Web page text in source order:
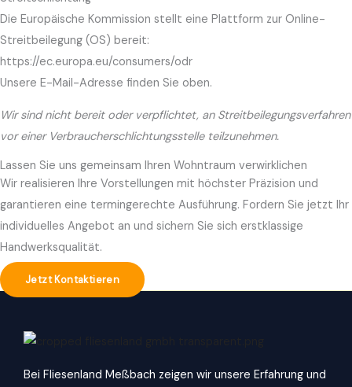
Die Europäische Kommission stellt eine Plattform zur Online-
Streitbeilegung (OS) bereit:
https://ec.europa.eu/consumers/odr
Unsere E-Mail-Adresse finden Sie oben.
Wir sind nicht bereit oder verpflichtet, an Streitbeilegungsverfahren
vor einer Verbraucherschlichtungsstelle teilzunehmen.
Lassen Sie uns gemeinsam Ihren Wohntraum verwirklichen
Wir realisieren Ihre Vorstellungen mit höchster Präzision und
garantieren eine termingerechte Ausführung. Fordern Sie jetzt Ihr
individuelles Angebot an und sichern Sie sich erstklassige
Handwerksqualität.
Jetzt Kontaktieren
Bei Fliesenland Meßbach zeigen wir unsere Erfahrung und